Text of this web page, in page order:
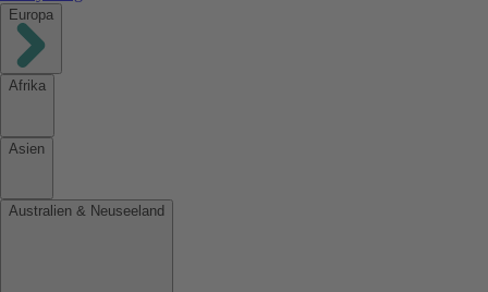
Europa
Afrika
Asien
Australien & Neuseeland